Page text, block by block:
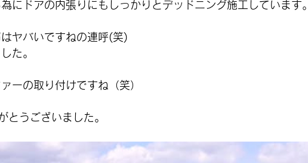
にドアの内張りにもしっかりとデッドニング施工しています。
ヤバいですねの連呼(笑)
た。
ーの取り付けですね（笑）
とうございました。